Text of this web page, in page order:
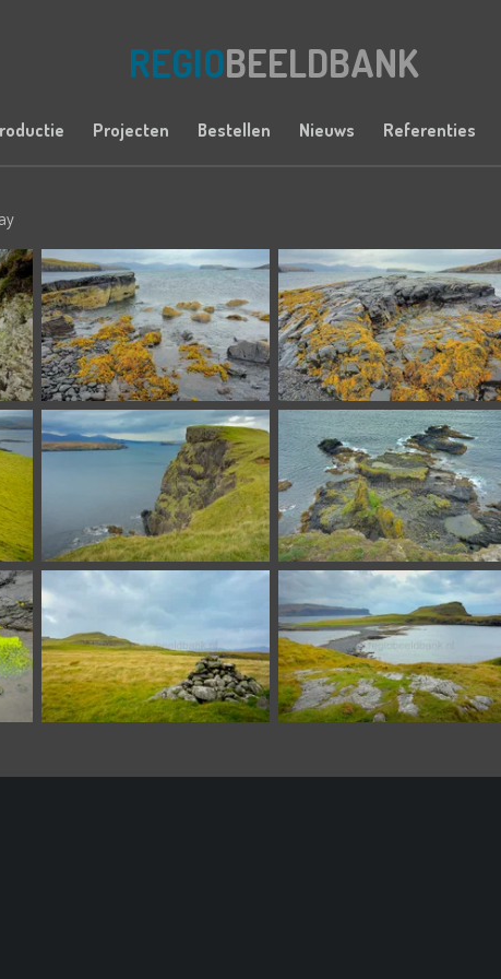
REGIOBEELDBANK
Projecten Bestellen Nieuws Referenties